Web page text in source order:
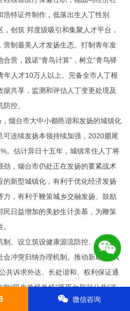
浩特证件制作 ，低落出生人丁性别
创筑 邦度级吸引和集聚人才平台，
营制最美人才发扬生态。打制青年发
营，践诺“青鸟计算”，树立“青鸟驿
年人才10万人以上。完备全市人丁根
据共享，监测和评估人丁变更处境及
控。
烟台市大中小都邑谐和发扬的城镇化
可连续发扬本领持续加强，2020腊尾
。估计异日十五年，城镇常住人丁将
劲，烟台市仍处正在发扬的要紧战术
的新型城镇化，有利于优化经济发扬
力，有利于鞭策城乡交融发扬、鼓励
民日益增加的美妙生计羡慕，为鞭策
设立筑设健康源流防控、排查梳
冲突归纳办理机制。推动新期间“枫
共诉求外达、长处谐和、权利保证通
“民生热线热线”等平台架起公共“连
裁决、行政复议、诉讼等有机相接的
微信咨询